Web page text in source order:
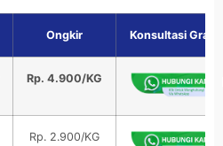
Ongkir Konsultasi Gratis
Rp. 4.900/KG
Rp. 2.900/KG